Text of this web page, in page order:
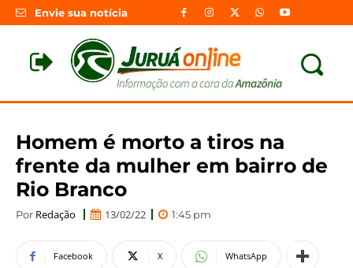
Envie sua notícia
Homem é morto a tiros na
frente da mulher em bairro de
Rio Branco
Por Redação 13/02/22 1:45 pm
Facebook X WhatsApp